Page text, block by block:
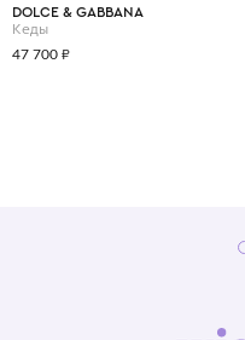
DOLCE & GABBANA
Кеды
47 700 ₽